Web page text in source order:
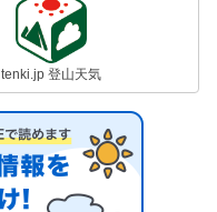
tenki.jp 登山天気